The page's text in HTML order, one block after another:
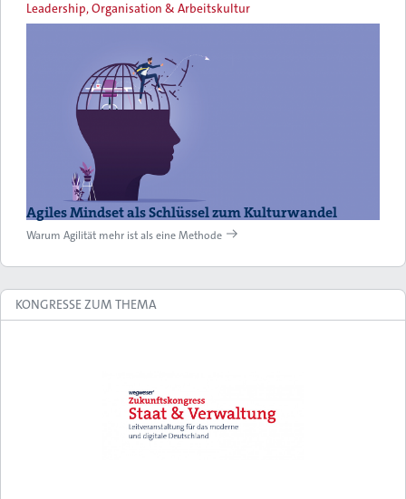
Leadership, Organisation & Arbeitskultur
Agiles Mindset als Schlüssel zum Kulturwandel
Warum Agilität mehr ist als eine Methode
KONGRESSE ZUM THEMA